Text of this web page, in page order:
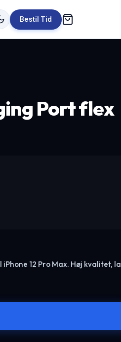
Bestil Tid
Port flex
12 Pro Max. Høj kvalitet,